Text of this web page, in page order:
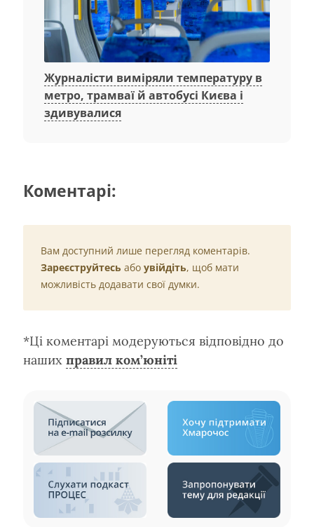
Журналісти виміряли температуру в
метро, трамваї й автобусі Києва і
здивувалися
Коментарі:
Вам доступний лише перегляд коментарів.
Зареєструйтесь або увійдіть, щоб мати
можливість додавати свої думки.
*Ці коментарі модеруються відповідно до
наших правил ком’юніті